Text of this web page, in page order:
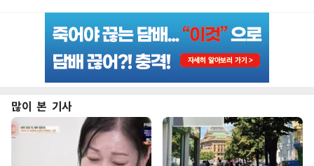
많이 본 기사